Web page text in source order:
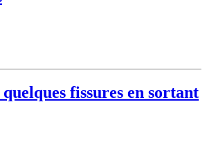
fissures en sortant